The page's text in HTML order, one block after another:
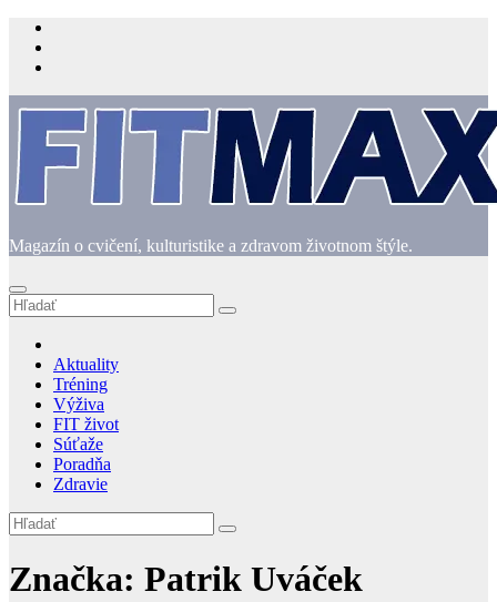
Prejsť
obsah
Magazín o cvičení, kulturistike a zdravom životnom štýle.
Aktuality
Tréning
Výživa
FIT život
Súťaže
Poradňa
Zdravie
Značka: Patrik Uváček